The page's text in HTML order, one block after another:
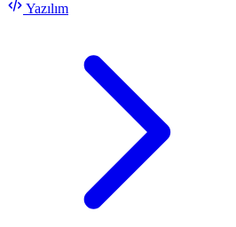
Yazılım